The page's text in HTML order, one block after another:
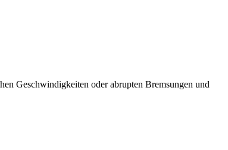
Geschwindigkeiten oder abrupten Bremsungen und